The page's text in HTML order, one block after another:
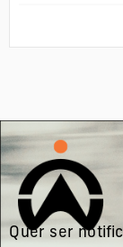
Quer ser